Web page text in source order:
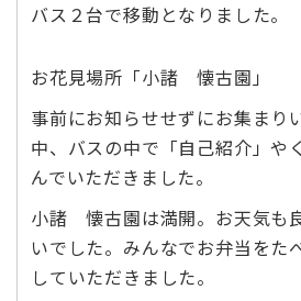
バス２台で移動となりました。
お花見場所「小諸 懐古園」
事前にお知らせせずにお集ま
中、バスの中で「自己紹介」や
んでいただきました。
小諸 懐古園は満開。お天気も
いでした。みんなでお弁当をた
していただきました。